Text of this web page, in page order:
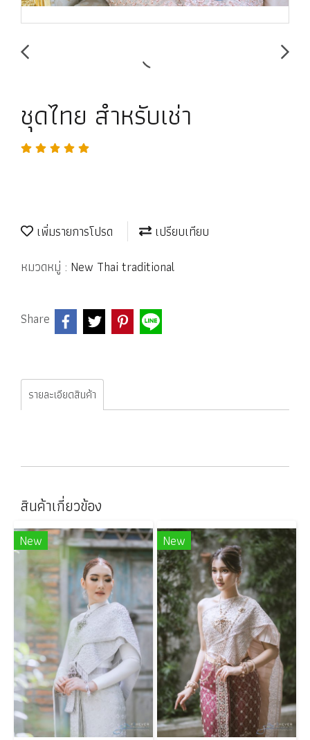
ชุดไทย สำหรับเช่า
เพิ่มรายการโปรด
เปรียบเทียบ
หมวดหมู่ : New Thai traditional
Share
รายละเอียดสินค้า
สินค้าเกี่ยวข้อง
New New